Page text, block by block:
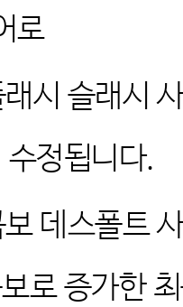
로
시 슬래시
수정됩니다.
데스폴트
로 증가한